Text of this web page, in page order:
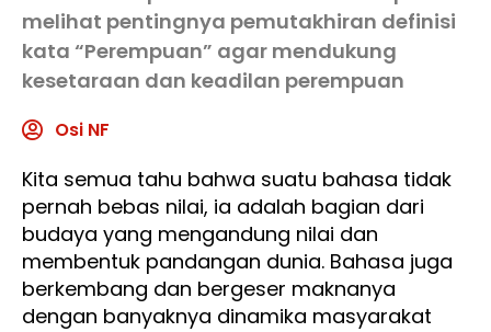
melihat pentingnya pemutakhiran definisi
kata “Perempuan” agar mendukung
kesetaraan dan keadilan perempuan
Osi NF
Kita semua tahu bahwa suatu bahasa tidak
pernah bebas nilai, ia adalah bagian dari
budaya yang mengandung nilai dan
membentuk pandangan dunia. Bahasa juga
berkembang dan bergeser maknanya
dengan banyaknya dinamika masyarakat